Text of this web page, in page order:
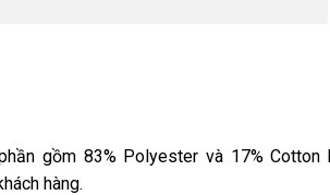
gồm 83% Polyester và 17% Cotton
hàng.